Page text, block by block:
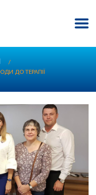
/
ДО ТЕРАПІЇ